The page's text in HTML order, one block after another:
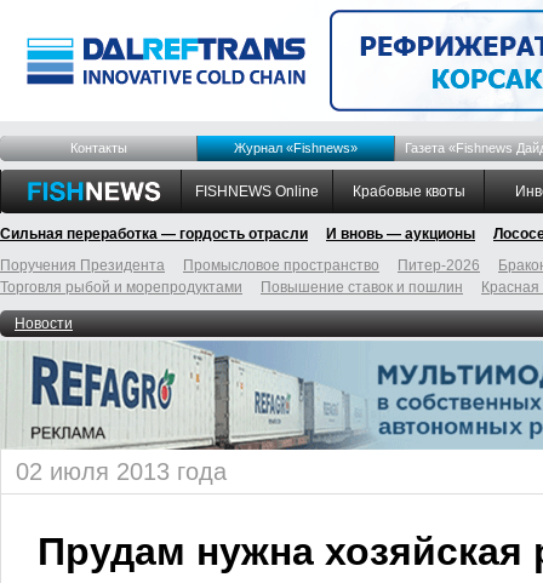
Контакты Журнал «Fishnews» Газета «Fishnews
FISHNEWS Online Крабовые квоты
Сильная переработка — гордость отрасли И вновь — аукционы
Поручения Президента
Промысловое пространство Питер-2026
Торговля рыбой и морепродуктами
Повышение ставок и пошлин
Новости
02 июля 2013 года
Прудам нужна хозяйская